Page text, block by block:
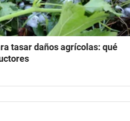
tasar daños agrícolas: qué